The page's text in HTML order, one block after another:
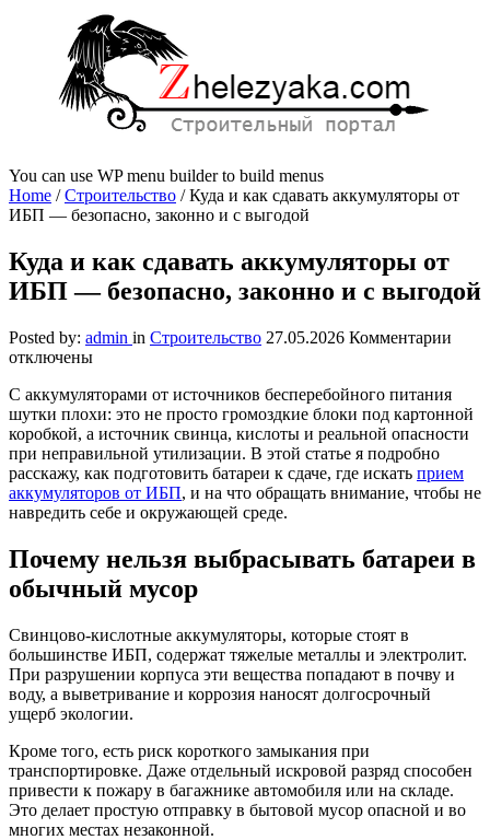
You can use WP menu builder to build menus
Home /Строительство /Куда и как сдавать аккумуляторы от
ИБП — безопасно, законно и с выгодой
Куда и как сдавать аккумуляторы от
ИБП — безопасно, законно и с выгодой
Posted by: admin in Строительство 27.05.2026 Комментарии
и
как
от
ИБП
и
отключены
С аккумуляторами от источников бесперебойного питания
шутки плохи: это не просто громоздкие блоки под картонной
коробкой, а источник свинца, кислоты и реальной опасности
при неправильной утилизации. В этой статье я подробно
расскажу, как подготовить батареи к сдаче, где искать прием
аккумуляторов от ИБП, и на что обращать внимание, чтобы не
навредить себе и окружающей среде.
Почему нельзя выбрасывать батареи в
обычный мусор
Свинцово-кислотные аккумуляторы, которые стоят в
большинстве ИБП, содержат тяжелые металлы и электролит.
При разрушении корпуса эти вещества попадают в почву и
воду, а выветривание и коррозия наносят долгосрочный
ущерб экологии.
Кроме того, есть риск короткого замыкания при
транспортировке. Даже отдельный искровой разряд способен
привести к пожару в багажнике автомобиля или на складе.
Это делает простую отправку в бытовой мусор опасной и во
многих местах незаконной.